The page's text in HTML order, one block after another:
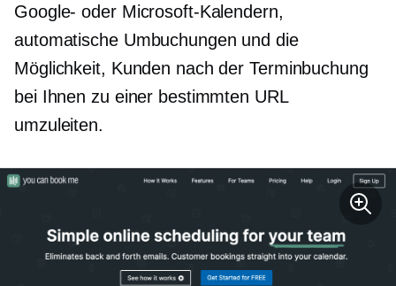
Google- oder Microsoft-Kalendern,
automatische Umbuchungen und die
Möglichkeit, Kunden nach der Terminbuchung
bei Ihnen zu einer bestimmten URL
umzuleiten.